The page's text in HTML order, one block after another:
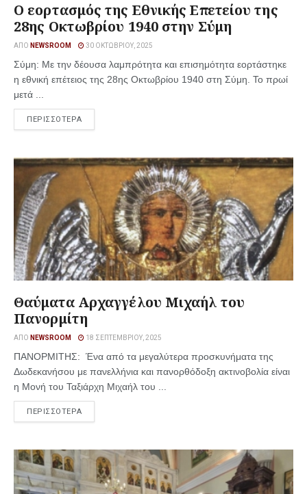
Ο εορτασμός της Εθνικής Επετείου της
28ης Οκτωβρίου 1940 στην Σύμη
ΑΠΌ NEWSROOM 30 ΟΚΤΩΒΡΊΟΥ, 2025
Σύμη: Με την δέουσα λαμπρότητα και επισημότητα εορτάστηκε
η εθνική επέτειος της 28ης Οκτωβρίου 1940 στη Σύμη. Το πρωί
μετά ...
ΠΕΡΙΣΣΟΤΕΡΑ
Θαύματα Αρχαγγέλου Μιχαήλ του
Πανορμίτη
ΑΠΌ NEWSROOM 18 ΣΕΠΤΕΜΒΡΊΟΥ, 2025
ΠΑΝΟΡΜΙΤΗΣ: Ένα από τα μεγαλύτερα προσκυνήματα της
Δωδεκανήσου με πανελλήνια και πανορθόδοξη ακτινοβολία είναι
η Μονή του Ταξιάρχη Μιχαήλ του ...
ΠΕΡΙΣΣΟΤΕΡΑ